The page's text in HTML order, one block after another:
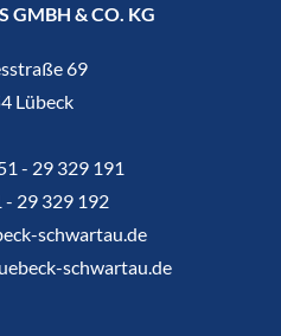
GMBH & CO. KG
69
Lübeck
- 29 329 191
- 29 329 192
schwartau.de
schwartau.de